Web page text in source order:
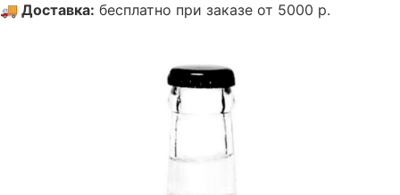
🚚 Доставка: бесплатно при заказе от 5000 р.